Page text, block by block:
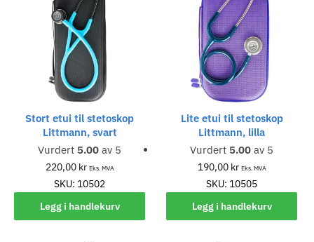
Stort etui til stetoskop
Littmann, svart
Vurdert 5.00 av 5
220,00 kr Eks. MVA
SKU: 10502
Legg i handlekurv
Lite etui til stetoskop
Littmann, lilla
Vurdert 5.00 av 5
190,00 kr Eks. MVA
SKU: 10505
Legg i handlekurv